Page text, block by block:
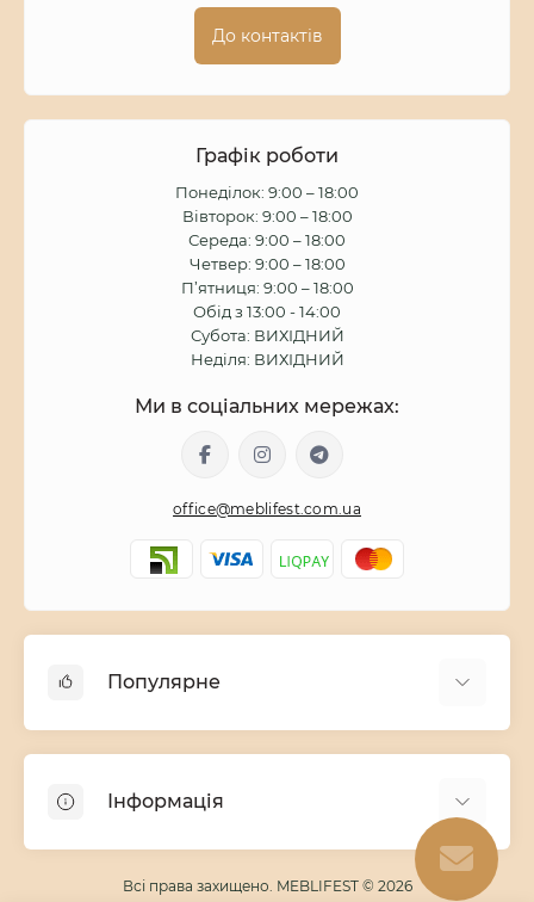
До контактів
Графік роботи
Понеділок: 9:00 – 18:00
Вівторок: 9:00 – 18:00
Середа: 9:00 – 18:00
Четвер: 9:00 – 18:00
П’ятниця: 9:00 – 18:00
Обід з 13:00 - 14:00
Субота: ВИХІДНИЙ
Неділя: ВИХІДНИЙ
Ми в соціальних мережах:
office@meblifest.com.ua
Популярне
Модульні меблі
Меблі для спальні
Інформація
Всі права захищено. MEBLIFEST © 2026